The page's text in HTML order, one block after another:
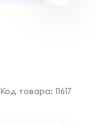
Код товара: 11617